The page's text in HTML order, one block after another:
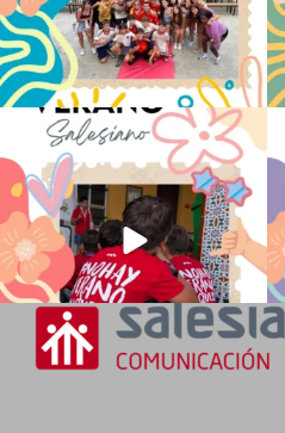
No hay verano sin que sea Salesiano ❤️
💫 en Luz 4
...
0